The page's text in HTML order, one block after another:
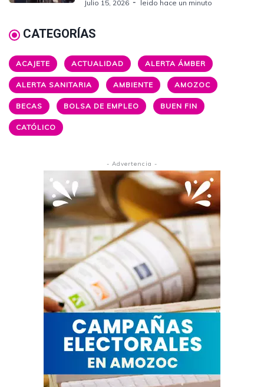
Julio 15, 2026 leido hace un minuto
CATEGORÍAS
ACAJETE ACTUALIDAD ALERTA ÁMBER
ALERTA SANITARIA AMBIENTE AMOZOC
BECAS BOLSA DE EMPLEO BUEN FIN
CATÓLICO
- Advertencia -